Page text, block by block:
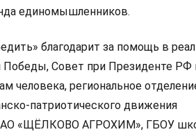
единомышленников.
благодарит за помощь в
Совет при Президенте РФ
человека, региональное
патриотического движения
АО «ЩЁЛКОВО АГРОХИМ», ГБОУ